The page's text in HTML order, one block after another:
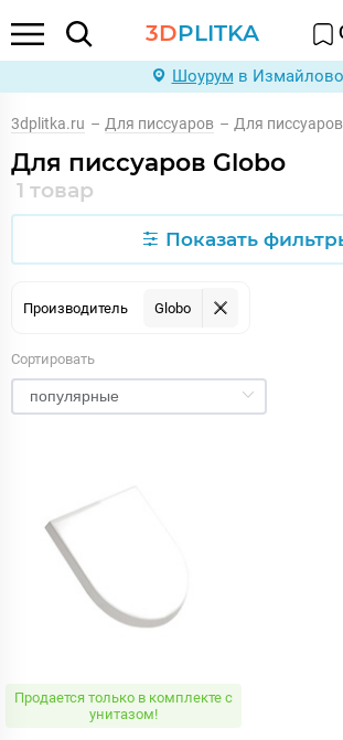
3DPLITKA
Шоурум в Измайлово
3dplitka.ru – Для писсуаров – Для
Для писсуаров Globo
1 товар
Показать
Производитель Globo
Сортировать
Продается только в комплекте с
унитазом!